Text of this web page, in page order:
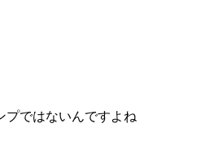
プではないんですよね